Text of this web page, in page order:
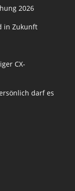
2026
in Zukunft
CX-
darf es